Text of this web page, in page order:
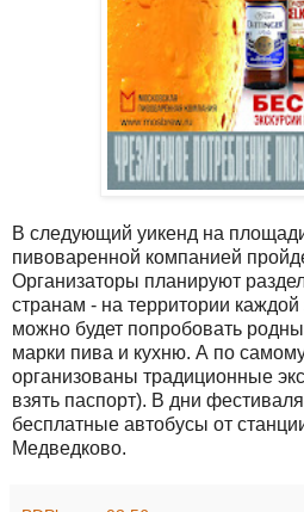
В следующий уикенд на
пивоваренной компанией
Организаторы планируют
странам - на территории каждой
можно будет попробовать
марки пива и кухню. А по
организованы традиционные
взять паспорт). В дни
бесплатные автобусы от
Медведково.